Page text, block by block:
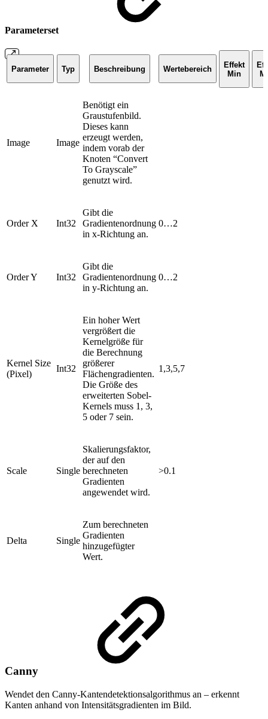
Parameterset
Parameter Typ Beschreibung Wertebereich
Effekt
Min
Image Image
Benötigt ein
Graustufenbild.
Dieses kann
erzeugt werden,
indem vorab der
Knoten “Convert
To Grayscale”
genutzt wird.
Order X Int32
Gibt die
Gradientenordnung
in x-Richtung an.
0…2
Order Y Int32
Gibt die
Gradientenordnung
in y-Richtung an.
0…2
Kernel Size
(Pixel)
Int32
Ein hoher Wert
vergrößert die
Kernelgröße für
die Berechnung
größerer
Flächengradienten.
Die Größe des
erweiterten Sobel-
Kernels muss 1, 3,
5 oder 7 sein.
1,3,5,7
Scale Single
Skalierungsfaktor,
der auf den
berechneten
Gradienten
angewendet wird.
>0.1
Delta Single
Zum berechneten
Gradienten
hinzugefügter
Wert.
Canny
Wendet den Canny-Kantendetektionsalgorithmus an – erkennt
Kanten anhand von Intensitätsgradienten im Bild.